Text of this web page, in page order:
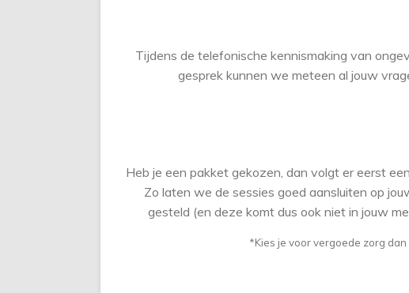
Tijdens de telefonische kennismaking van
gesprek kunnen we meteen al jouw
Heb je een pakket gekozen, dan volgt er eerst
Zo laten we de sessies goed aansluiten op
gesteld (en deze komt dus ook niet in jouw
*Kies je voor vergoede zorg